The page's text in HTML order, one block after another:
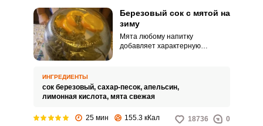
Березовый сок с мятой на
зиму
Мята любому напитку
добавляет характерную
ИНГРЕДИЕНТЫ
сок березовый, сахар-песок, апельсин,
лимонная кислота, мята свежая
25 мин 155.3 кКал 18736 0